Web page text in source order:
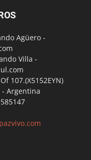
Agüero -
Villa -
107.(X5152EYN)
- Argentina